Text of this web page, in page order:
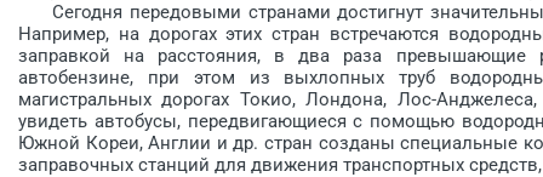
Сегодня передовыми странами достигнут
Например, на дорогах этих стран встречаются
заправкой на расстояния, в два раза превышающие
автобензине, при этом из выхлопных труб
магистральных дорогах Токио, Лондона, Лос-
увидеть автобусы, передвигающиеся с помощью
Южной Кореи, Англии и др. стран созданы специальные
заправочных станций для движения транспортных